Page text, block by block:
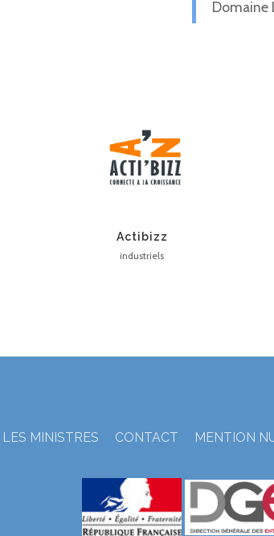
Domaine
Actibizz
industriels
LES MINISTRES CONTACT MENTION